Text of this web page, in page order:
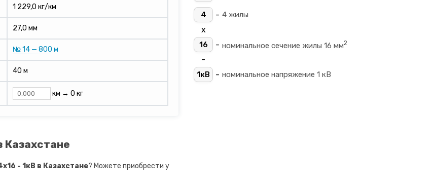
1 229,0 кг/км
27,0 мм
№ 14 — 800 м
40 м
км → 0 кг
Казахстане
- 1кВ в Казахстане? Можете приобрести у
4 - 4 жилы
х
16 - номинальное сечение жилы 16 мм2
-
1кВ - номинальное напряжение 1 кВ